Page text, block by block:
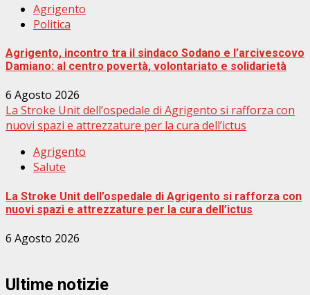
Agrigento
Politica
Agrigento, incontro tra il sindaco Sodano e l’arcivescovo
Damiano: al centro povertà, volontariato e solidarietà
6 Agosto 2026
La Stroke Unit dell’ospedale di Agrigento si rafforza con
nuovi spazi e attrezzature per la cura dell’ictus
Agrigento
Salute
La Stroke Unit dell’ospedale di Agrigento si rafforza con
nuovi spazi e attrezzature per la cura dell’ictus
6 Agosto 2026
Ultime notizie